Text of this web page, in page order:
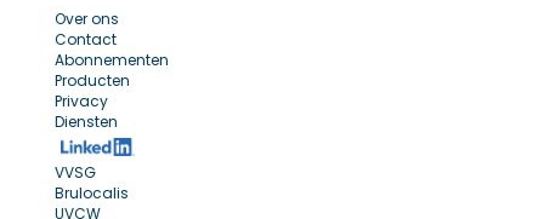
Over ons
Contact
Abonnementen
Producten
Privacy
Diensten
VVSG
Brulocalis
UVCW